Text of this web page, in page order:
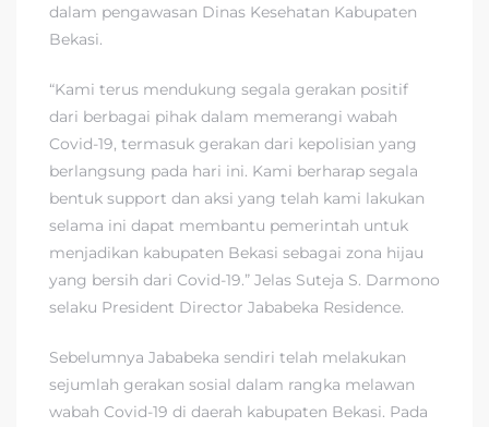
dalam pengawasan Dinas Kesehatan Kabupaten
Bekasi.
“Kami terus mendukung segala gerakan positif
dari berbagai pihak dalam memerangi wabah
Covid-19, termasuk gerakan dari kepolisian yang
berlangsung pada hari ini. Kami berharap segala
bentuk support dan aksi yang telah kami lakukan
selama ini dapat membantu pemerintah untuk
menjadikan kabupaten Bekasi sebagai zona hijau
yang bersih dari Covid-19.” Jelas Suteja S. Darmono
selaku President Director Jababeka Residence.
Sebelumnya Jababeka sendiri telah melakukan
sejumlah gerakan sosial dalam rangka melawan
wabah Covid-19 di daerah kabupaten Bekasi. Pada